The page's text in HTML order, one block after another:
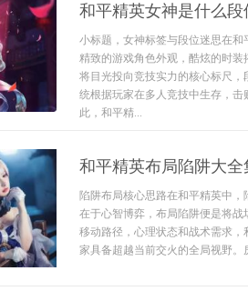
和平精英女神是什么
小标题，女神标签与段位迷思在
精致的游戏角色外观，酷炫的时
将目光投向竞技实力的核心标尺
统根据玩家在多人竞技中生存，
此，和平精...
和平精英布局陷阱大
陷阱布局核心思路在和平精英中
在于心智博弈，布局陷阱便是将
移动路径，心理状态和战术需求
家具备超越当前交火的全局视野